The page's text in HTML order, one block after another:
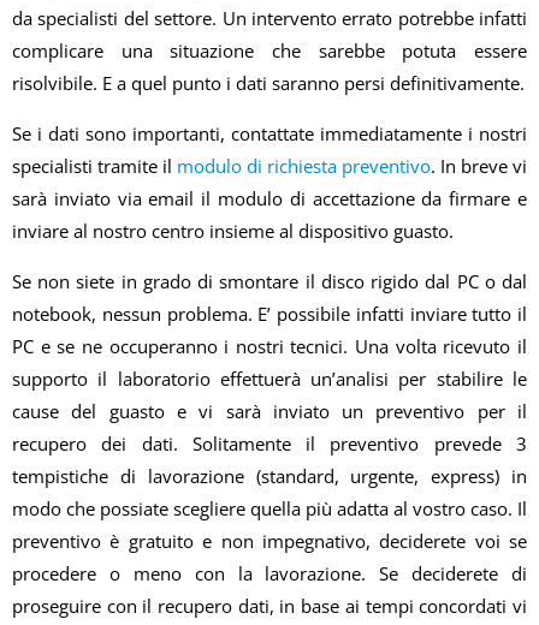
da specialisti del settore. Un intervento errato potrebbe infatti
complicare una situazione che sarebbe potuta essere
risolvibile. E a quel punto i dati saranno persi definitivamente.
Se i dati sono importanti, contattate immediatamente i nostri
specialisti tramite il modulo di richiesta preventivo. In breve vi
sarà inviato via email il modulo di accettazione da firmare e
inviare al nostro centro insieme al dispositivo guasto.
Se non siete in grado di smontare il disco rigido dal PC o dal
notebook, nessun problema. E’ possibile infatti inviare tutto il
PC e se ne occuperanno i nostri tecnici. Una volta ricevuto il
supporto il laboratorio effettuerà un’analisi per stabilire le
cause del guasto e vi sarà inviato un preventivo per il
recupero dei dati. Solitamente il preventivo prevede 3
tempistiche di lavorazione (standard, urgente, express) in
modo che possiate scegliere quella più adatta al vostro caso. Il
preventivo è gratuito e non impegnativo, deciderete voi se
procedere o meno con la lavorazione. Se deciderete di
proseguire con il recupero dati, in base ai tempi concordati vi